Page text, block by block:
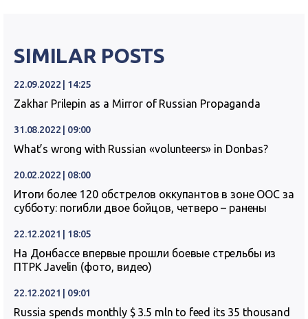
SIMILAR POSTS
22.09.2022 | 14:25
Zakhar Prilepin as a Mirror of Russian Propaganda
31.08.2022 | 09:00
What’s wrong with Russian «volunteers» in Donbas?
20.02.2022 | 08:00
Итоги более 120 обстрелов оккупантов в зоне ООС за
субботу: погибли двое бойцов, четверо – ранены
22.12.2021 | 18:05
На Донбассе впервые прошли боевые стрельбы из
ПТРК Javelin (фото, видео)
22.12.2021 | 09:01
Russia spends monthly $ 3.5 mln to feed its 35 thousand